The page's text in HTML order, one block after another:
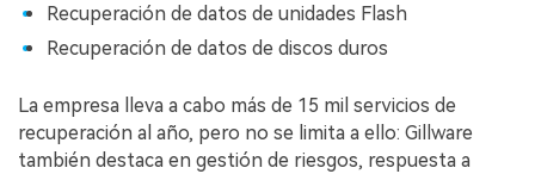
Recuperación de datos de unidades Flash
Recuperación de datos de discos duros
La empresa lleva a cabo más de 15 mil servicios de
recuperación al año, pero no se limita a ello: Gillware
también destaca en gestión de riesgos, respuesta a